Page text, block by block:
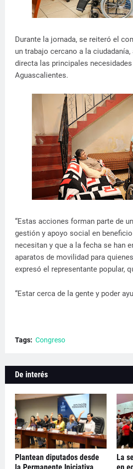
Durante la jornada, se reiteró el
un trabajo cercano a la
directa las principales
Aguascalientes.
“Estas acciones forman parte de
gestión y apoyo social en
necesitan y que a la fecha se han
aparatos de movilidad para
expresó el representante popular,
“Estar cerca de la gente y poder
Tags: Congreso
De interés
Plantean diputados desde
La